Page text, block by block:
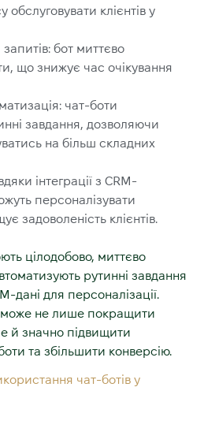
обслуговувати клієнтів у
бот миттєво
що знижує час очікування
чат-боти
завдання, дозволяючи
на більш складних
інтеграції з CRM-
персоналізувати
задоволеність клієнтів.
цілодобово, миттєво
рутинні завдання
дані для персоналізації.
може не лише покращити
й значно підвищити
та збільшити конверсію.
чат-ботів у